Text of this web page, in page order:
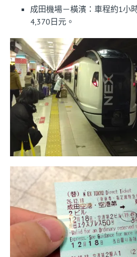
成田機場－橫濱：車程約1小
4,370日元。